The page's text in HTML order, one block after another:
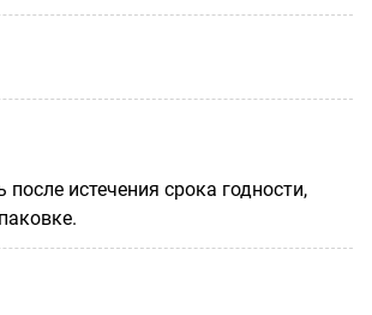
после истечения срока годности,